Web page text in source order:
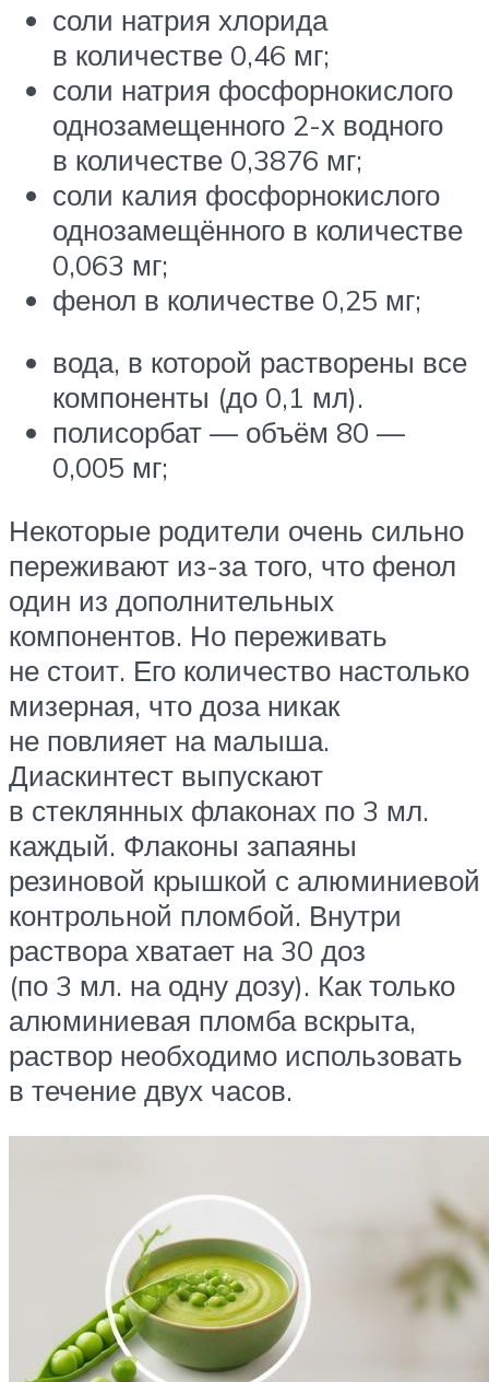
соли натрия хлорида
в количестве 0,46 мг;
соли натрия фосфорнокислого
однозамещенного 2-х водного
в количестве 0,3876 мг;
соли калия фосфорнокислого
однозамещённого в количестве
0,063 мг;
фенол в количестве 0,25 мг;
вода, в которой растворены все
компоненты (до 0,1 мл).
полисорбат — объём 80 —
0,005 мг;
Некоторые родители очень сильно
переживают из-за того, что фенол
один из дополнительных
компонентов. Но переживать
не стоит. Его количество настолько
мизерная, что доза никак
не повлияет на малыша.
Диаскинтест выпускают
в стеклянных флаконах по 3 мл.
каждый. Флаконы запаяны
резиновой крышкой с алюминиевой
контрольной пломбой. Внутри
раствора хватает на 30 доз
(по 3 мл. на одну дозу). Как только
алюминиевая пломба вскрыта,
раствор необходимо использовать
в течение двух часов.